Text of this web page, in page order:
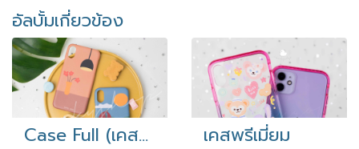
อัลบั้มเกี่ยวข้อง
Case Full (เคสสกรีนรอบ) เคสพรีเมี่ยม